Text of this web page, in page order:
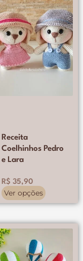
Receita
Coelhinhos Pedro
e Lara
R$ 35,90
Ver opções
tem
várias
variantes.
As
opções
podem
ser
Este
produto
tem